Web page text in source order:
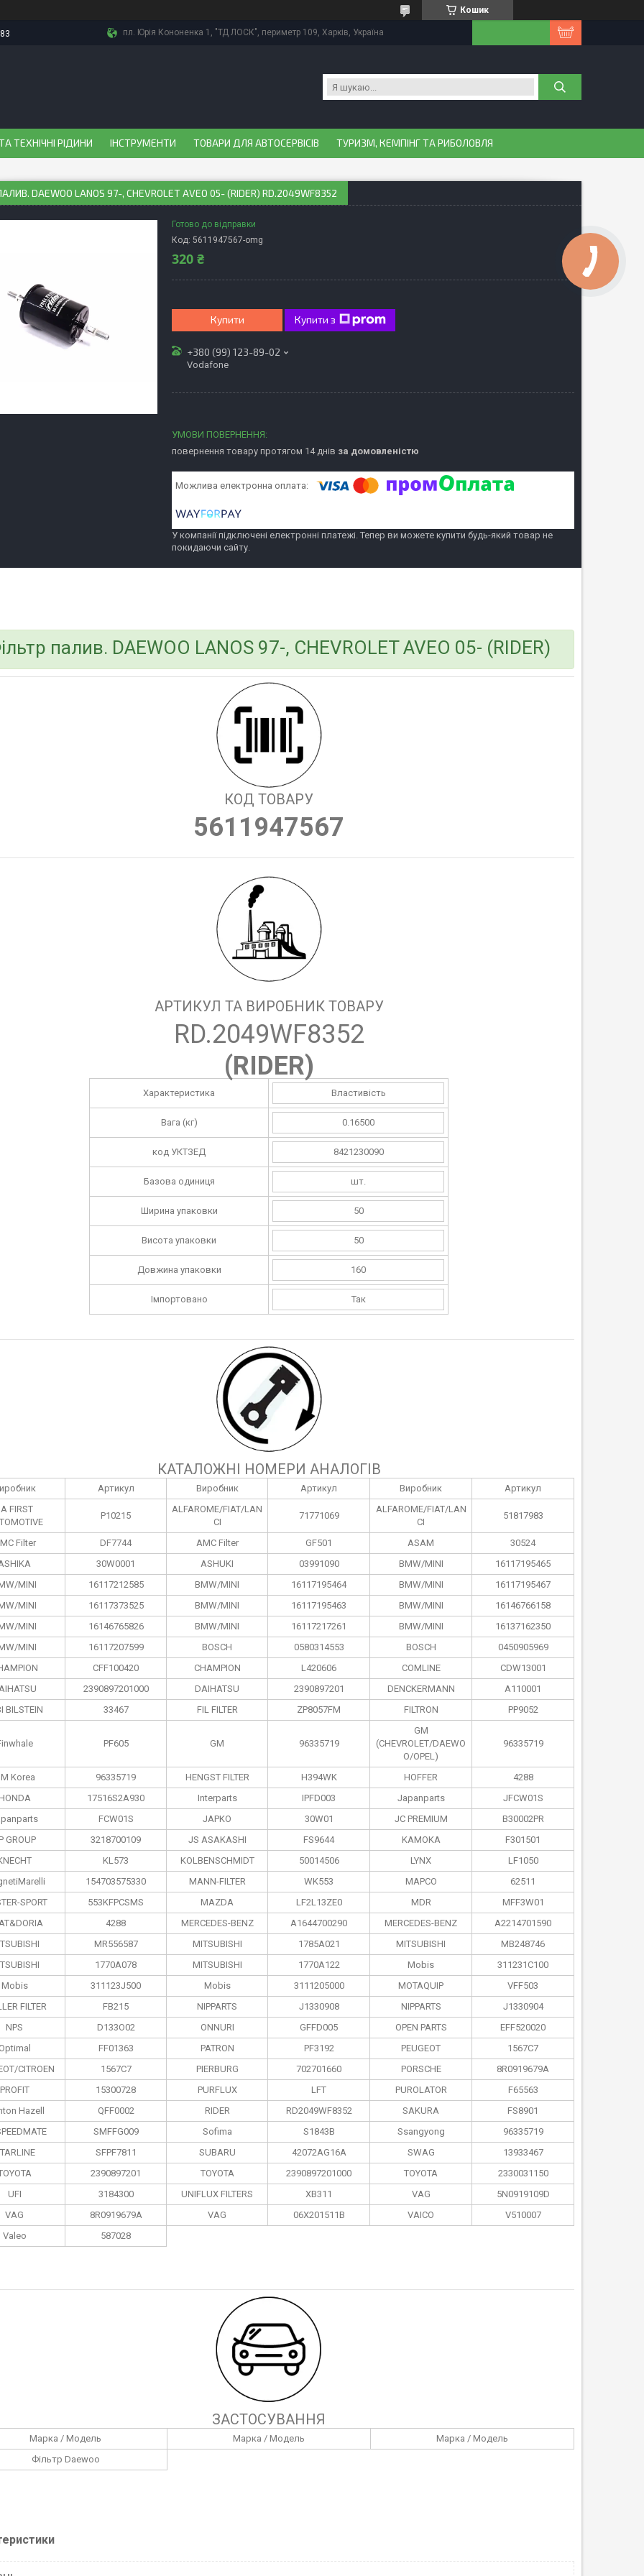
Кошик
пл. Юрія Кононенка 1, "ТД ЛОСК", периметр 109, Харків, Україна
ТЕХНІЧНІ РІДИНИ ІНСТРУМЕНТИ ТОВАРИ ДЛЯ АВТОСЕРВІСІВ ТУРИЗМ, КЕМПІНГ ТА РИБОЛОВЛЯ
DAEWOO LANOS 97-, CHEVROLET AVEO 05- (RIDER) RD.2049WF8352
Готово до відправки
Код: 5611947567-omg
320 ₴
Купити Купити з
+380 (99) 123-89-02
Vodafone
повернення товару протягом 14 днів за домовленістю
У компанії підключені електронні платежі. Тепер ви можете купити будь-який товар не
покидаючи сайту.
палив. DAEWOO LANOS 97-, CHEVROLET AVEO 05- (RIDER)
КОД ТОВАРУ
5611947567
АРТИКУЛ ТА ВИРОБНИК ТОВАРУ
RD.2049WF8352
(RIDER)
Характеристика Властивість
Вага (кг) 0.16500
код УКТЗЕД 8421230090
Базова одиниця шт.
Ширина упаковки 50
Висота упаковки 50
Довжина упаковки 160
Імпортовано Так
КАТАЛОЖНІ НОМЕРИ АНАЛОГІВ
Артикул Виробник Артикул Виробник
Артикул
FIRST
P10215
ALFAROME/FIAT/LAN
CI
71771069
ALFAROME/FIAT/LAN
CI
51817983
Filter DF7744 AMC Filter GF501 ASAM
30524
30W0001 ASHUKI 03991090 BMW/MINI
16117195465
MINI
16117212585 BMW/MINI 16117195464 BMW/MINI
16117195467
MINI
16117373525 BMW/MINI 16117195463 BMW/MINI
16146766158
MINI
16146765826 BMW/MINI 16117217261 BMW/MINI
16137162350
MINI
16117207599 BOSCH 0580314553 BOSCH
0450905969
CFF100420 CHAMPION L420606 COMLINE
CDW13001
2390897201000 DAIHATSU 2390897201 DENCKERMANN
A110001
BILSTEIN
33467 FIL FILTER ZP8057FM FILTRON PP9052
PF605 GM 96335719
GM
(CHEVROLET/DAEWO
O/OPEL)
96335719
Korea 96335719 HENGST FILTER H394WK HOFFER
4288
17516S2A930 Interparts IPFD003 Japanparts
JFCW01S
FCW01S JAPKO 30W01 JC PREMIUM
B30002PR
GROUP
3218700109 JS ASAKASHI FS9644 KAMOKA
F301501
KL573 KOLBENSCHMIDT 50014506 LYNX
LF1050
154703575330 MANN-FILTER WK553 MAPCO
62511
SPORT
553KFPCSMS MAZDA LF2L13ZE0 MDR
MFF3W01
4288 MERCEDES-BENZ A1644700290 MERCEDES-BENZ
A2214701590
MR556587 MITSUBISHI 1785A021 MITSUBISHI
MB248746
1770A078 MITSUBISHI 1770A122 Mobis
311231C100
Mobis
311123J500 Mobis 3111205000 MOTAQUIP
VFF503
FILTER
FB215 NIPPARTS J1330908 NIPPARTS
J1330904
NPS
D133O02 ONNURI GFFD005 OPEN PARTS
EFF520020
Optimal
FF01363 PATRON PF3192 PEUGEOT
1567C7
CITROEN
1567C7 PIERBURG 702701660 PORSCHE
8R0919679A
PROFIT
15300728 PURFLUX LFT PUROLATOR
F65563
Hazell
QFF0002 RIDER RD2049WF8352 SAKURA
FS8901
SMFFG009 Sofima S1843B Ssangyong
96335719
SFPF7811 SUBARU 42072AG16A SWAG
13933467
2390897201 TOYOTA 2390897201000 TOYOTA
2330031150
UFI
3184300 UNIFLUX FILTERS XB311 VAG
5N0919109D
VAG
8R0919679A VAG 06X201511B VAICO
V510007
Valeo
587028
ЗАСТОСУВАННЯ
Марка / Модель Марка / Модель
Марка / Модель
Фільтр Daewoo